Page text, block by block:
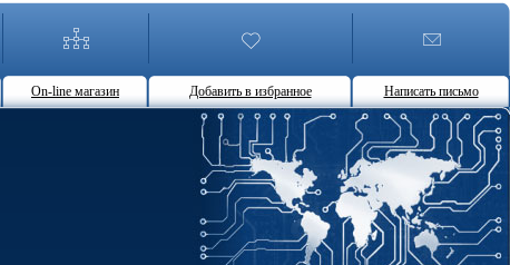
On-line магазин Добавить в избранное Написать письмо